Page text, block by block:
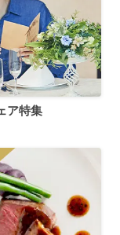
ア特集